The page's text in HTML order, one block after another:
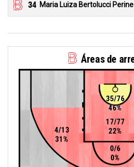
34 Maria Luiza Bertolucci Perine
Áreas de
17/77
22%
35/76
46%
0/6
0%
4/13
31%